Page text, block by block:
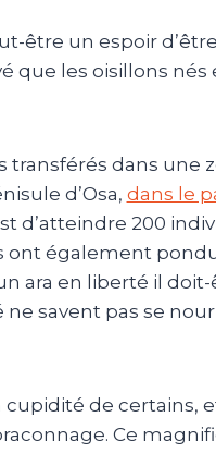
être un espoir
que les oisillons
transférés dans une
d’Osa, dans le
d’atteindre 200
également
ara en liberté il doit-
savent pas se
de certains,
Ce